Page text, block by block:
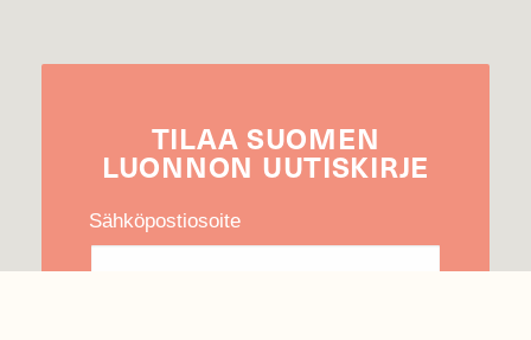
TILAA SUOMEN
LUONNON UUTIS­KIRJE
Sähköpostiosoite